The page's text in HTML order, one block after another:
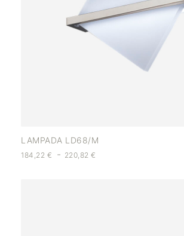
LAMPADA LD68/M
184,22 € - 220,82€